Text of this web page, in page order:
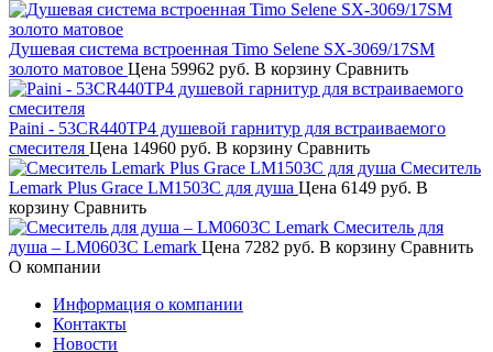
Душевая система встроенная Timo Selene SX-3069/17SM
золото матовое Цена 59962 руб. В корзину Сравнить
Paini - 53CR440TP4 душевой гарнитур для встраиваемого
смесителя Цена 14960 руб. В корзину Сравнить
Смеситель
Lemark Plus Grace LM1503C для душа Цена 6149 руб. В
корзину Сравнить
Смеситель для
душа – LM0603C Lemark Цена 7282 руб. В корзину Сравнить
О компании
Информация о компании
Контакты
Новости